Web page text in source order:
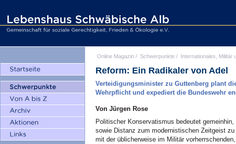
Online Magazin / Schwerpunkte / Internationales, Militär
Reform: Ein Radikaler von Adel
Verteidigungsminister zu Guttenberg plant
Wehrpflicht und expediert die Bundeswehr
Von Jürgen Rose
Politischer Konservatismus bedeutet
sowie Distanz zum modernistischen Zeitgeist
mit der üblicherweise im Militär